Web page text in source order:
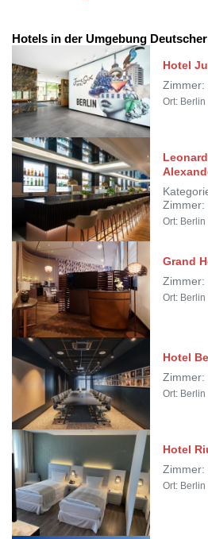
Hotels in der Umgebung
Hotel
Zimmer:
Ort: Berlin
Zimmer:
Ort: Berlin
Grand
Zimmer:
Ort: Berlin
Hotel
Zimmer:
Ort: Berlin
Hotel
Zimmer:
Ort: Berlin